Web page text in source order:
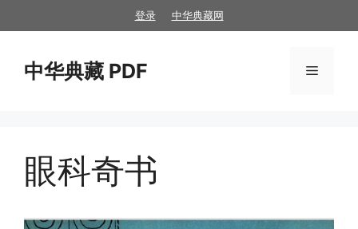
至
登录 中华典藏网
中华典藏 PDF 菜
眼科奇书